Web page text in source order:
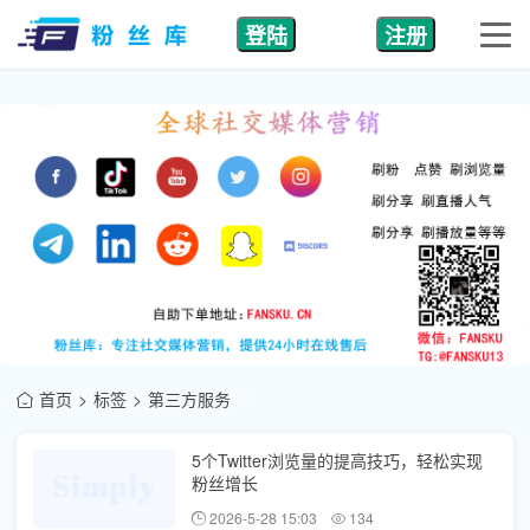
登陆 注册
首页 标签 第三方服务
5个Twitter浏览量的提高技巧，轻松实现
粉丝增长
2026-5-28 15:03 134